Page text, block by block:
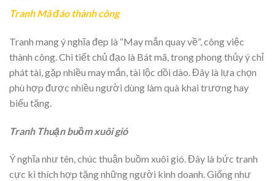
Tranh Mã đáo thành công
Tranh mang ý nghĩa đẹp là “May mắn quay về”, công việc
thành công. Chi tiết chủ đạo là Bát mã, trong phong thủy ý chỉ
phát tài, gặp nhiều may mắn, tài lộc dồi dào. Đây là lựa chọn
phù hợp được nhiều người dùng làm quà khai trương hay
biếu tặng.
Tranh Thuận buồm xuôi gió
Ý nghĩa như tên, chúc thuận buồm xuôi gió. Đây là bức tranh
cực kì thích hợp tặng những người kinh doanh. Giống như